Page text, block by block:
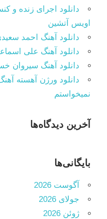
دانلود اجرای زنده و
اویس آتشین
دانلود آهنگ احمد
دانلود آهنگ علی
دانلود آهنگ سیروان
دانلود ورژن آهسته
نمیخواستم
آخرین دیدگاه‌ها
بایگانی‌ها
آگوست 2026
جولای 2026
ژوئن 2026